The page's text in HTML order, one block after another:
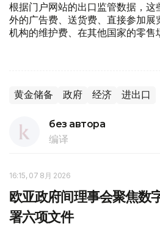
根据门户网站的出口监管数据，这
外的广告费、送货费、直接参加展
机构的维护费、在其他国家的零售
黄金储备 政府 经济 进出口
без автора
编译
16:15, 07 8月 2026
欧亚政府间理事会聚焦数
署六项文件